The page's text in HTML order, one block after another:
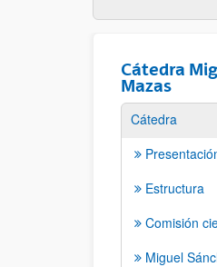
Cátedra
Mazas
Cátedra
Estructura
Comisión
Miguel